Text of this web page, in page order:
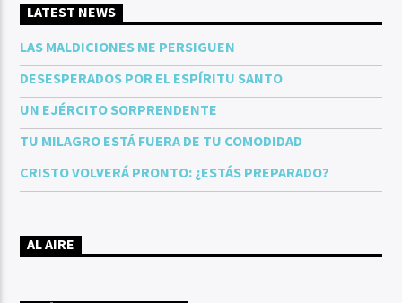
LATEST NEWS
LAS MALDICIONES ME PERSIGUEN
DESESPERADOS POR EL ESPÍRITU SANTO
UN EJÉRCITO SORPRENDENTE
TU MILAGRO ESTÁ FUERA DE TU COMODIDAD
CRISTO VOLVERÁ PRONTO: ¿ESTÁS PREPARADO?
AL AIRE